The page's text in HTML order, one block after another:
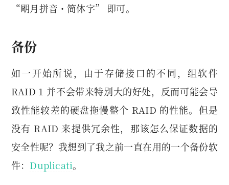
“朙月拼音・简体字” 即可。
备份
如一开始所说，由于存储接口的不同，组软件
RAID 1 并不会带来特别大的好处，反而可能会导
致性能较差的硬盘拖慢整个 RAID 的性能。但是
没有 RAID 来提供冗余性，那该怎么保证数据的
安全性呢？我想到了我之前一直在用的一个备份软
件： Duplicati。